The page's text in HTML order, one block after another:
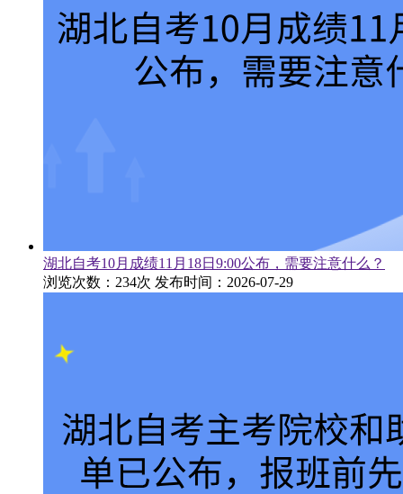
湖北自考10月成绩11月18日9:00公布，需要注意什么？
浏览次数：234次 发布时间：2026-07-29